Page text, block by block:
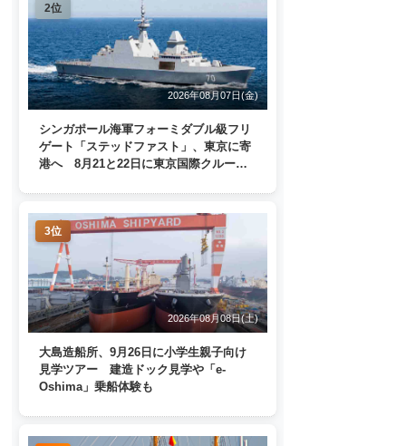
2位
2026年08月07日(金)
シンガポール海軍フォーミダブル級フリ
ゲート「ステッドファスト」、東京に寄
港へ 8月21と22日に東京国際クルーズ
3位
2026年08月08日(土)
大島造船所、9月26日に小学生親子向け
見学ツアー 建造ドック見学や「e-
Oshima」乗船体験も